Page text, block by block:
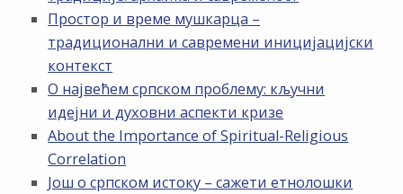
Простор и време мушкарца –
традиционални и савремени иницијацијски
контекст
О највећем српском проблему: кључни
идејни и духовни аспекти кризе
About the Importance of Spiritual-Religious
Correlation
Још о српском истоку – сажети етнолошки